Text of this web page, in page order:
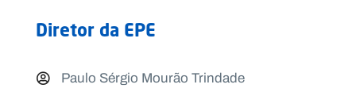
Diretor da EPE
Paulo Sérgio Mourão Trindade